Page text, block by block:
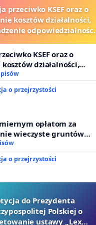
przeciwko KSEF oraz o
kosztów działalności,
odpowiedzialności
i sędziów
KSEF oraz o
działalności,
odpowiedzialności
o przejrzystości
opłatom za
wieczyste gruntów
przez rodzinne ogrody
o przejrzystości
do Prezydenta
Polskiej o
ustawy „Lex